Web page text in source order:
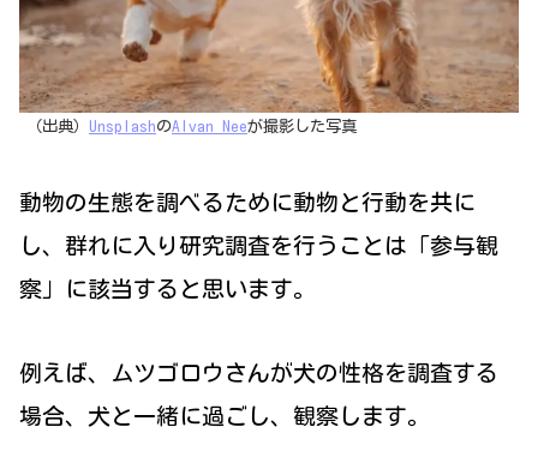
（出典） UnsplashのAlvan Neeが撮影した写真
動物の生態を調べるために動物と行動を共に
し、群れに入り研究調査を行うことは「参与観
察」に該当すると思います。
例えば、ムツゴロウさんが犬の性格を調査する
場合、犬と一緒に過ごし、観察します。